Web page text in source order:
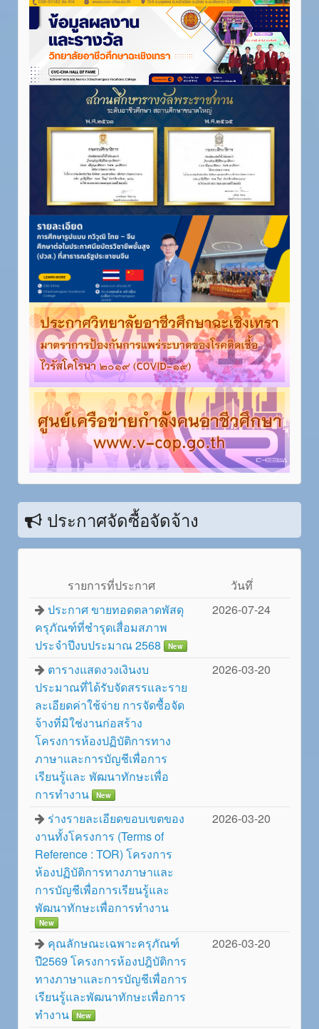
ประกาศจัดซื้อจัดจ้าง
รายการที่ประกาศ
วันทึ่
ประกาศ ขายทอดตลาดพัสดุ
ครุภัณฑ์ที่ชำรุดเสื่อมสภาพ
ประจำปีงบประมาณ 2568
New
2026-07-24
ตารางแสดงวงเงินงบ
ประมาณที่ได้รับจัดสรรและราย
ละเอียดค่าใช้จ่าย การจัดซื้อจัด
จ้างที่มิใช่งานก่อสร้าง
โครงการห้องปฏิบัติการทาง
ภาษาและการบัญชีเพื่อการ
เรียนรู้และ พัฒนาทักษะเพื่อ
การทำงาน
New
2026-03-20
ร่างรายละเอียดขอบเขตของ
งานทั้งโครงการ (Terms of
Reference : TOR) โครงการ
ห้องปฏิบัติการทางภาษาและ
การบัญชีเพื่อการเรียนรู้และ
พัฒนาทักษะเพื่อการทำงาน
New
2026-03-20
คุณลักษณะเฉพาะครุภัณฑ์
ปี2569 โครงการห้องปฎิบัติการ
ทางภาษาและการบัญชีเพื่อการ
เรียนรู้และพัฒนาทักษะเพื่อการ
ทำงาน
New
2026-03-20